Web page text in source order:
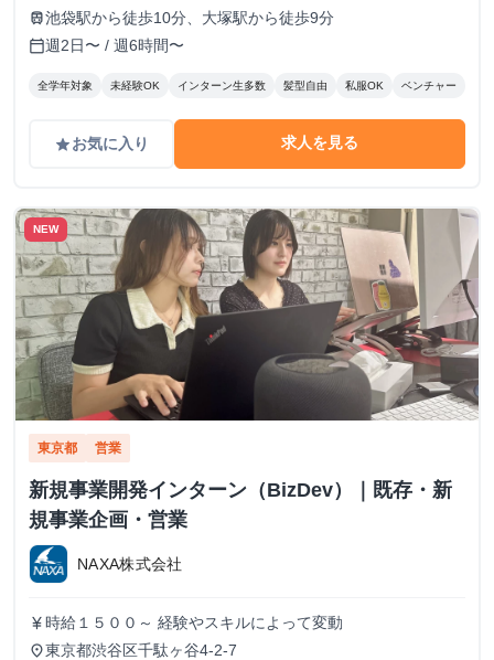
train池袋駅から徒歩10分、大塚駅から徒歩9分
calendar_today週2日〜 / 週6時間〜
全学年対象 未経験OK インターン生多数 髪型自由 私服OK ベンチャー
gradeお気に入り 求人を見る
NEW
東京都 営業
新規事業開発インターン（BizDev）｜既存・新
規事業企画・営業
NAXA株式会社
currency_yen 時給１５００～ 経験やスキルによって変動
place東京都渋谷区千駄ヶ谷4-2-7